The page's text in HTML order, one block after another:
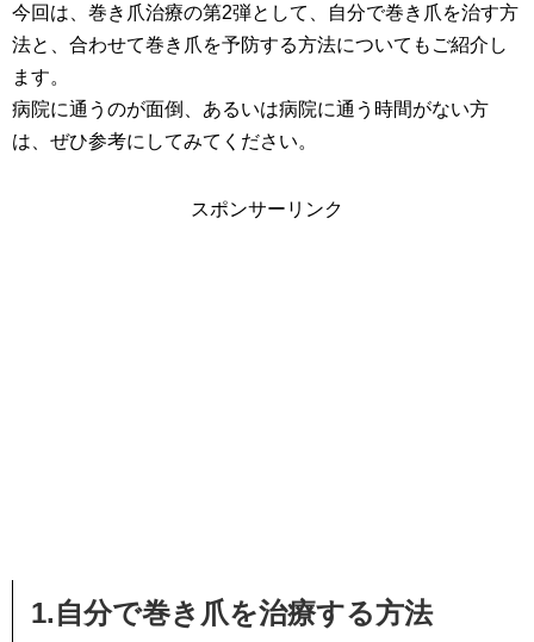
今回は、巻き爪治療の第2弾として、自分で巻き爪を治す方
法と、合わせて巻き爪を予防する方法についてもご紹介し
ます。
病院に通うのが面倒、あるいは病院に通う時間がない方
は、ぜひ参考にしてみてください。
スポンサーリンク
1.自分で巻き爪を治療する方法